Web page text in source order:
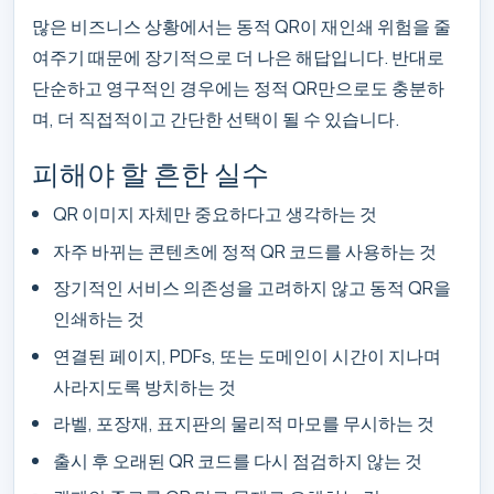
많은 비즈니스 상황에서는 동적 QR이 재인쇄 위험을 줄
여주기 때문에 장기적으로 더 나은 해답입니다. 반대로
단순하고 영구적인 경우에는 정적 QR만으로도 충분하
며, 더 직접적이고 간단한 선택이 될 수 있습니다.
피해야 할 흔한 실수
QR 이미지 자체만 중요하다고 생각하는 것
자주 바뀌는 콘텐츠에 정적 QR 코드를 사용하는 것
장기적인 서비스 의존성을 고려하지 않고 동적 QR을
인쇄하는 것
연결된 페이지, PDFs, 또는 도메인이 시간이 지나며
사라지도록 방치하는 것
라벨, 포장재, 표지판의 물리적 마모를 무시하는 것
출시 후 오래된 QR 코드를 다시 점검하지 않는 것